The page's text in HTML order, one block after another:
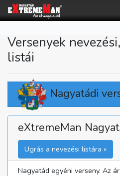
Versenyek
listái
Nagyatádi
eXtremeMan
Ugrás a nevezési listára »
Nagyatád egyéni verseny. Az